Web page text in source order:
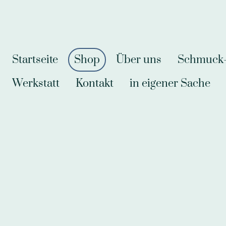
Startseite Shop Über uns
Werkstatt
Kontakt in eigener Sache